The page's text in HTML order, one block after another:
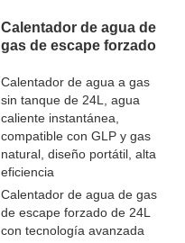
Calentador de agua de
gas de escape forzado
Calentador de agua a gas
sin tanque de 24L, agua
caliente instantánea,
compatible con GLP y gas
natural, diseño portátil, alta
eficiencia
Calentador de agua de gas
de escape forzado de 24L
con tecnología avanzada